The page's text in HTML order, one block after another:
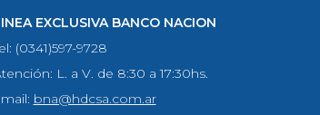
EXCLUSIVA BANCO NACION
(0341)597-9728
L. a V. de 8:30 a 17:30hs.
bna@hdcsa.com.ar